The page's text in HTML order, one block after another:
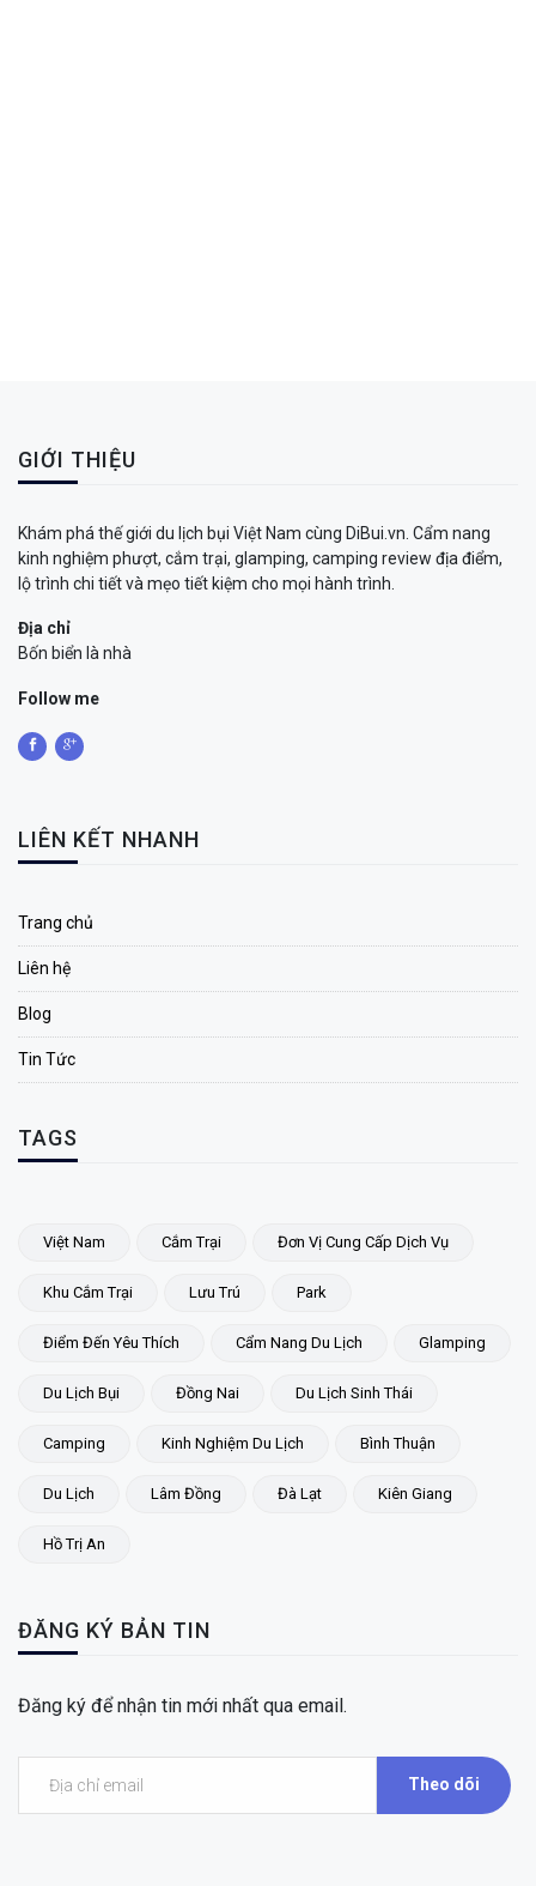
GIỚI THIỆU
Khám phá thế giới du lịch bụi Việt Nam cùng DiBui.vn. Cẩm nang
kinh nghiệm phượt, cắm trại, glamping, camping review địa điểm,
lộ trình chi tiết và mẹo tiết kiệm cho mọi hành trình.
Địa chỉ
Bốn biển là nhà
Follow me
LIÊN KẾT NHANH
Trang chủ
Liên hệ
Blog
Tin Tức
TAGS
Việt Nam Cắm Trại Đơn Vị Cung Cấp Dịch Vụ
Khu Cắm Trại Lưu Trú Park
Điểm Đến Yêu Thích Cẩm Nang Du Lịch Glamping
Du Lịch Bụi Đồng Nai Du Lịch Sinh Thái
Camping Kinh Nghiệm Du Lịch Bình Thuận
Du Lịch Lâm Đồng Đà Lạt Kiên Giang
Hồ Trị An
ĐĂNG KÝ BẢN TIN
Đăng ký để nhận tin mới nhất qua email.
Theo dõi